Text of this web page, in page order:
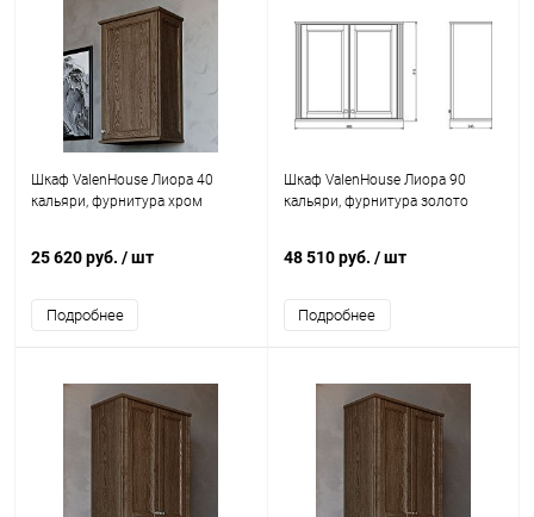
Шкаф ValenHouse Лиора 40
кальяри, фурнитура хром
25 620 руб. / шт
Подробнее
Шкаф ValenHouse Лиора 90
кальяри, фурнитура золото
48 510 руб. / шт
Подробнее